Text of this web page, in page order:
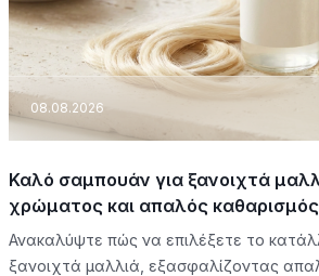
08.08.2026
Καλό σαμπουάν για ξανοιχτά
χρώματος και απαλός καθαρισμός
Ανακαλύψτε πώς να επιλέξετε το
ξανοιχτά μαλλιά, εξασφαλίζοντας